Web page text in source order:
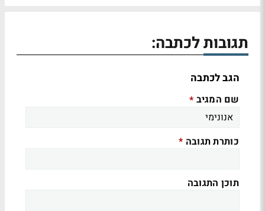
תגובות לכתבה:
הגב לכתבה
שם המגיב *
כותרת תגובה *
תוכן התגובה